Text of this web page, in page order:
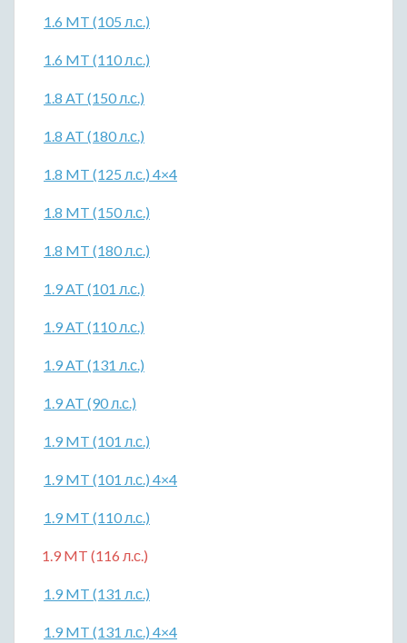
1.6 MT (105 л.с.)
1.6 MT (110 л.с.)
1.8 AT (150 л.с.)
1.8 AT (180 л.с.)
1.8 MT (125 л.с.) 4×4
1.8 MT (150 л.с.)
1.8 MT (180 л.с.)
1.9 AT (101 л.с.)
1.9 AT (110 л.с.)
1.9 AT (131 л.с.)
1.9 AT (90 л.с.)
1.9 MT (101 л.с.)
1.9 MT (101 л.с.) 4×4
1.9 MT (110 л.с.)
1.9 MT (116 л.с.)
1.9 MT (131 л.с.)
1.9 MT (131 л.с.) 4×4